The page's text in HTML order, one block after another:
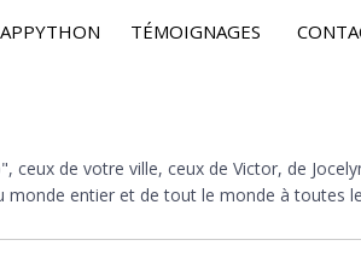
TÉMOIGNAGES
de votre ville, ceux de Victor, de
monde entier et de tout le monde à toutes